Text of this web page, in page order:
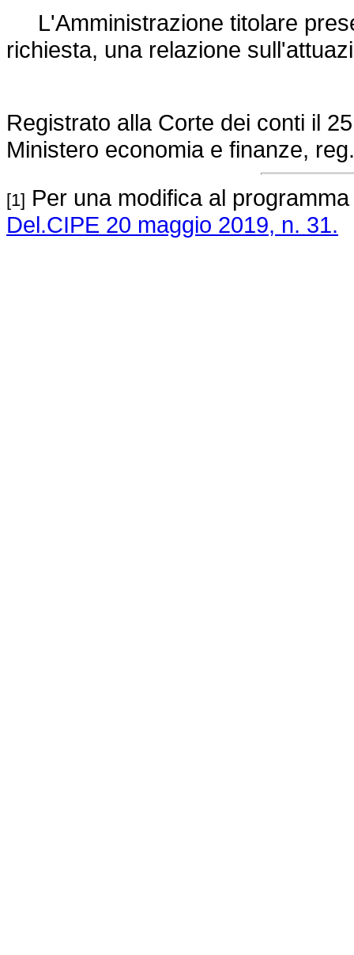
L'Amministrazione titolare
richiesta, una relazione
Registrato alla Corte dei conti il
Ministero economia e finanze,
[1] Per una modifica al
Del.CIPE 20 maggio 2019, n. 31.